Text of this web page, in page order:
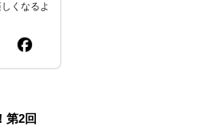
くなるよ
第2回